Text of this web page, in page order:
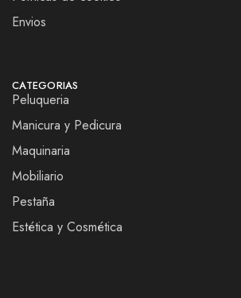
Envios
CATEGORIAS
Peluqueria
Manicura y Pedicura
Maquinaria
Mobiliario
Pestaña
Estética y Cosmética